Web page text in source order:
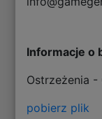
Informacje o
Ostrzeżenia -
pobierz plik